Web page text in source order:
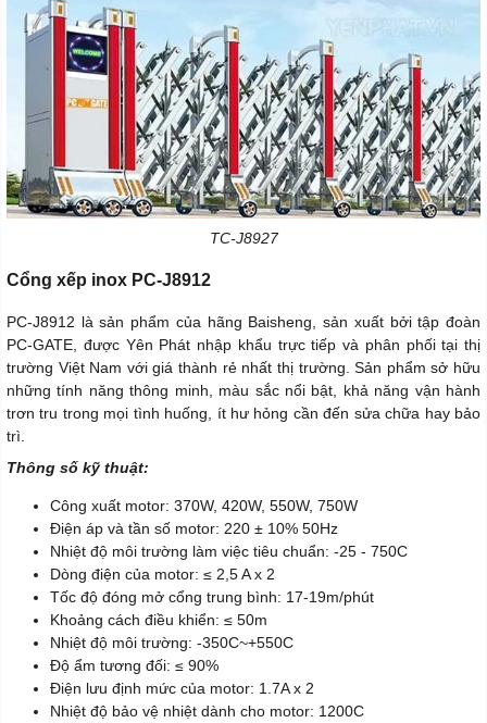
TC-J8927
Cổng xếp inox PC-J8912
PC-J8912 là sản phẩm của hãng Baisheng, sản xuất bởi tập đoàn
PC-GATE, được Yên Phát nhập khẩu trực tiếp và phân phối tại thị
trường Việt Nam với giá thành rẻ nhất thị trường. Sản phẩm sở hữu
những tính năng thông minh, màu sắc nổi bật, khả năng vận hành
trơn tru trong mọi tình huống, ít hư hỏng cần đến sửa chữa hay bảo
trì.
Thông số kỹ thuật:
Công xuất motor: 370W, 420W, 550W, 750W
Điện áp và tần số motor: 220 ± 10% 50Hz
Nhiệt độ môi trường làm việc tiêu chuẩn: -25 - 750C
Dòng điện của motor: ≤ 2,5 A x 2
Tốc độ đóng mở cổng trung bình: 17-19m/phút
Khoảng cách điều khiển: ≤ 50m
Nhiệt độ môi trường: -350C~+550C
Độ ẩm tương đối: ≤ 90%
Điện lưu định mức của motor: 1.7A x 2
Nhiệt độ bảo vệ nhiệt dành cho motor: 1200C